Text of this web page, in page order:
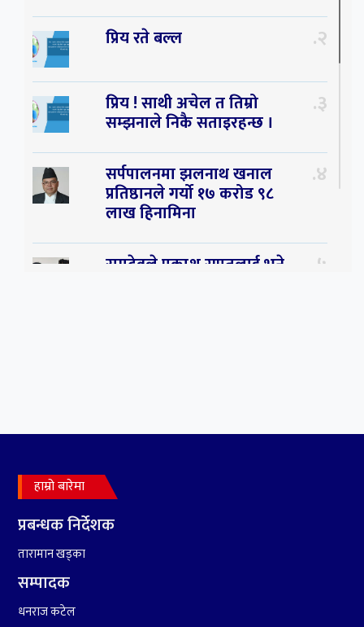
प्रिय रते बल्ल २
प्रिय ! साथी अचेल त तिम्रो
सम्झनाले निकै सताइरहन्छ ।
३
सर्पपालनमा झलनाथ खनाल
प्रतिष्ठानले गर्यो १७ करोड ९८
लाख हिनामिना
४
रामदेवले प्रकाश सपुतलाई भने ५
७
हाम्रो बारेमा
प्रबन्धक निर्देशक
तारामान खड्का
सम्पादक
धनराज कटेल